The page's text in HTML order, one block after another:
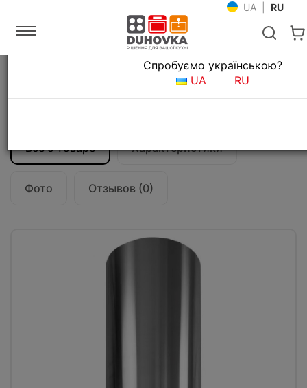
UA RU
Кухонные вытяжки
Вытяжка кухонная Fabiano Cylindra 35
Все о товаре Характеристики
Фото Отзывов (0)
Язык магазина
Спробуємо українською?
UA
RU